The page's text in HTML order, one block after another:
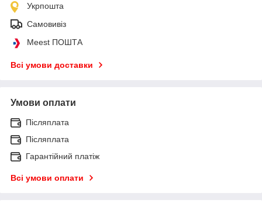
Укрпошта
Самовивіз
Meest ПОШТА
Всі умови доставки
Умови оплати
Післяплата
Післяплата
Гарантійний платіж
Всі умови оплати